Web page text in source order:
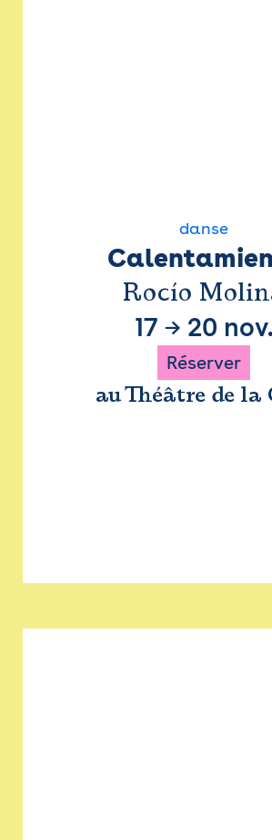
danse
Rocío
17 → 20 nov.
Réserver
au Théâtre de la